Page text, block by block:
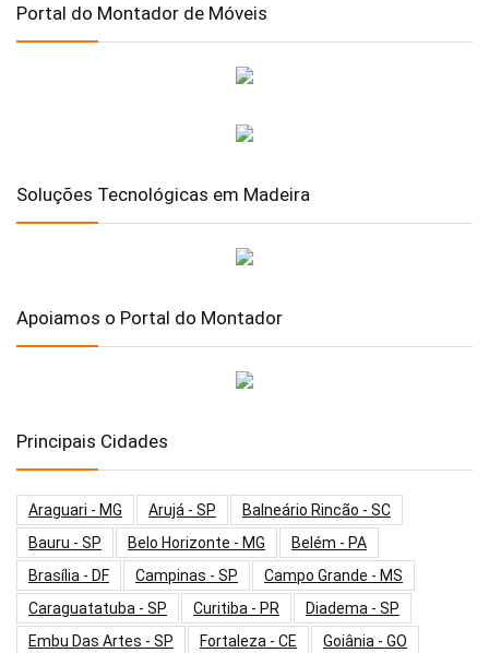
Portal do Montador de Móveis
Soluções Tecnológicas em Madeira
Apoiamos o Portal do Montador
Principais Cidades
Araguari - MG Arujá - SP
Balneário Rincão - SC
Bauru - SP
Belo Horizonte - MG
Belém - PA
Brasília - DF
Campinas - SP
Campo Grande - MS
Caraguatatuba - SP
Curitiba - PR
Diadema - SP
Embu Das Artes - SP
Fortaleza - CE Goiânia - GO